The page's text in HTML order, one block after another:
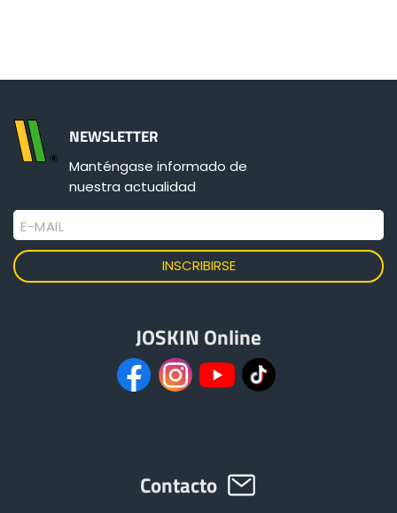
ελληνικά
한국의
日本語
NEWSLETTER
Manténgase informado de
nuestra actualidad
E-MAIL
JOSKIN Online
Contacto